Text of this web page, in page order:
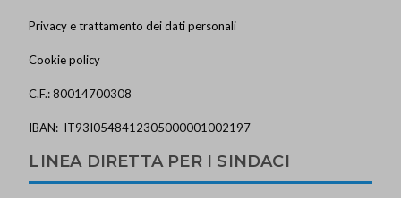
Privacy e trattamento dei dati personali
Cookie policy
C.F.: 80014700308
IBAN: IT93I0548412305000001002197
LINEA DIRETTA PER I SINDACI